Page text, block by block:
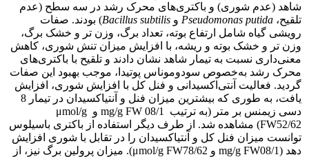
شاهد (عدم شوری) و باکتری‌های محرک رشد در سه سطح (عدم
تلقیح، Pseudomonas putida و Bacillus subtilis) بودند. صفات
رویشی گیاه شامل ارتفاع بوته، تعداد برگ، وزن تر و خشک برگ،
وزن تر و خشک بوته و ریشه، با افزایش میزان تنش شوری، کاهش
معنی‌داری نسبت به تیمار شاهد نشان دادند و تلقیح با باکتری‌های
محرک رشد به‌خصوص سودوموناس پوتیدا، موجب بهبود این صفات
گردید. فعالیت آنتی‌اکسیدانی و فنل کل با افزایش شوری، افزایش
یافت، به طوری که بیشترین میزان فنل و آنتی­اکسیدان در تیمار 8
دسی زیمنس بر متر (به ترتیب mg/g FW 08/1 و μmol/g
FW52/62) مشاهده شد. از طرف دیگر استفاده از باکتری‌ باسیلوس
توانست میزان فنل کل و آنتی­اکسیدان را در تقابل با شوری افزایش
دهد (mg/g FW08/1 و μmol/g FW78/62). میزان پرولین برگ نیز، از